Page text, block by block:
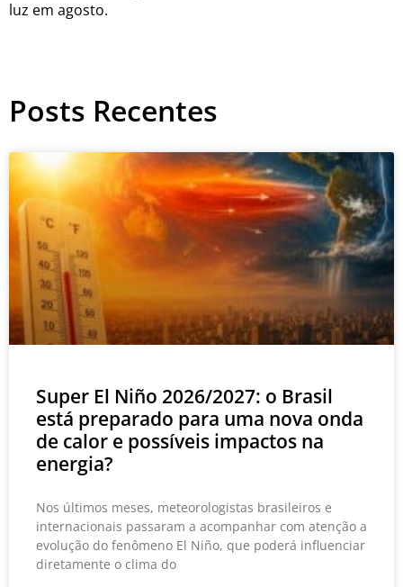
luz em agosto.
Posts Recentes
Super El Niño 2026/2027: o Brasil
está preparado para uma nova onda
de calor e possíveis impactos na
energia?
Nos últimos meses, meteorologistas brasileiros e
internacionais passaram a acompanhar com atenção a
evolução do fenômeno El Niño, que poderá influenciar
diretamente o clima do